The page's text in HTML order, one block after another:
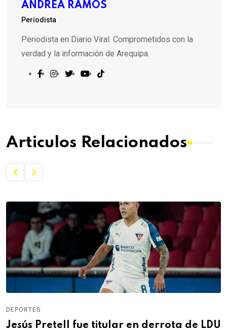
ANDREA RAMOS
Periodista
Periodista en Diario Viral. Comprometidos con la
verdad y la información de Arequipa.
Articulos Relacionados
DEPORTES
Jesús Pretell fue titular en derrota de LDU